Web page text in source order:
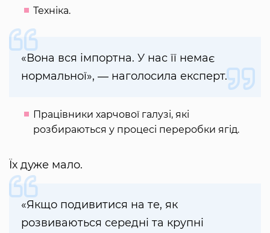
Техніка.
«Вона вся імпортна. У нас її немає
нормальної», ― наголосила експерт.
Працівники харчової галузі, які
розбираються у процесі переробки ягід.
Їх дуже мало.
«Якщо подивитися на те, як
розвиваються середні та крупні